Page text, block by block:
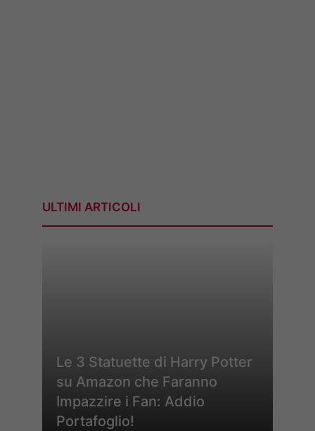
ULTIMI ARTICOLI
Le 3 Statuette di Harry Potter
su Amazon che Faranno
Impazzire i Fan: Addio
Portafoglio!